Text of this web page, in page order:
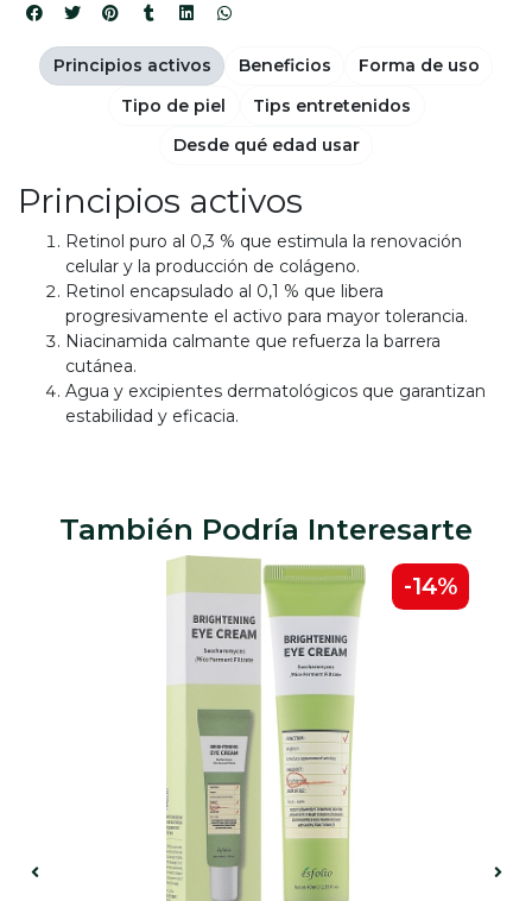
Principios activos
Retinol puro al 0,3 % que estimula la renovación
celular y la producción de colágeno.
Retinol encapsulado al 0,1 % que libera
progresivamente el activo para mayor tolerancia.
Niacinamida calmante que refuerza la barrera
cutánea.
Agua y excipientes dermatológicos que garantizan
estabilidad y eficacia.
Principios activos Beneficios
Forma de uso
Tipo de piel
Tips entretenidos
Desde qué edad usar
También Podría Interesarte
-14%